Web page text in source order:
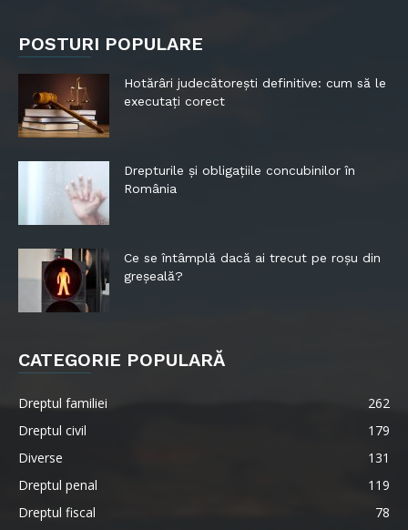
POSTURI POPULARE
Hotărâri judecătorești definitive: cum să le
executați corect
Drepturile și obligațiile concubinilor în
România
Ce se întâmplă dacă ai trecut pe roșu din
greșeală?
CATEGORIE POPULARĂ
Dreptul familiei
262
Dreptul civil
179
Diverse
131
Dreptul penal
119
Dreptul fiscal
78